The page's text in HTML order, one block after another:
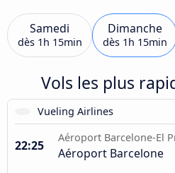
Samedi
dès 1h 15min
Dimanche
dès 1h 15min
Vols les plus
Vueling Airlines
22:25
Aéroport Barcelone-El
Aéroport Barcelone